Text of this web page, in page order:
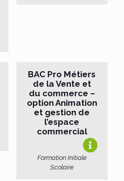
BAC Pro Métiers
de la Vente et
du commerce –
option Animation
et gestion de
l’espace
commercial
Formation Initiale
Scolaire